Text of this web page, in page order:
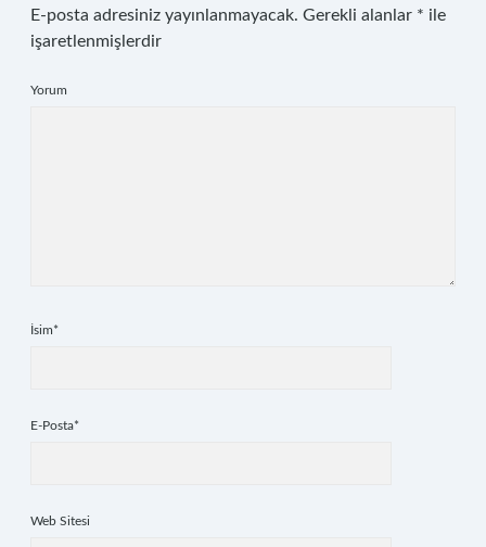
E-posta adresiniz yayınlanmayacak. Gerekli alanlar * ile
işaretlenmişlerdir
Yorum
İsim*
E-Posta*
Web Sitesi